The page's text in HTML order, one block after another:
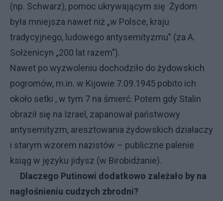
(np. Schwarz), pomoc ukrywającym się Żydom
była mniejsza nawet niż „w Polsce, kraju
tradycyjnego, ludowego antysemityzmu” (za A.
Sołżenicyn „200 lat razem").
Nawet po wyzwoleniu dochodziło do żydowskich
pogromów, m.in. w Kijowie 7.09.1945 pobito ich
około setki , w tym 7 na śmierć. Potem gdy Stalin
obraził się na Izrael, zapanował państwowy
antysemityzm, aresztowania żydowskich działaczy
i starym wzorem nazistów – publiczne palenie
ksiąg w języku jidysz (w Birobidżanie).
Dlaczego Putinowi dodatkowo zależało by na
nagłośnieniu cudzych zbrodni?